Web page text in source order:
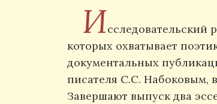
Исследовательский
которых охватывает
документальных
писателя С.С. Набоковым,
Завершают выпуск два